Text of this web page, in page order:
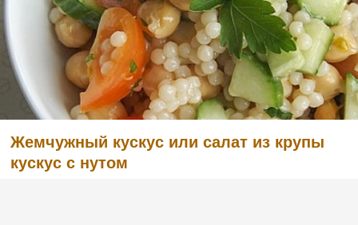
Жемчужный кускус или салат из крупы
кускус с нутом